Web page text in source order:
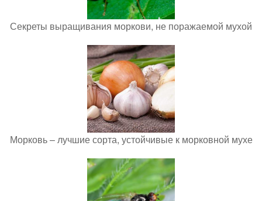
Секреты выращивания моркови, не поражаемой мухой
Морковь – лучшие сорта, устойчивые к морковной мухе